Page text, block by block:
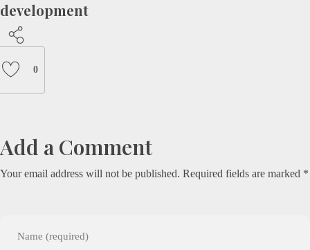
development
0
Add a Comment
Your email address will not be published. Required fields are marked *